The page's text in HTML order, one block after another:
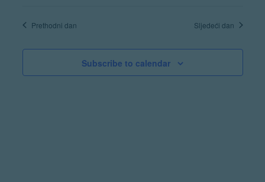
Prethodni dan Sljedeći dan
Subscribe to calendar